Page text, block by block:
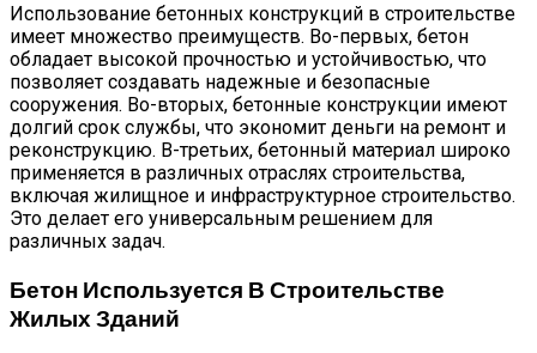
Использование бетонных конструкций в строительстве
имеет множество преимуществ. Во-первых, бетон
обладает высокой прочностью и устойчивостью, что
позволяет создавать надежные и безопасные
сооружения. Во-вторых, бетонные конструкции имеют
долгий срок службы, что экономит деньги на ремонт и
реконструкцию. В-третьих, бетонный материал широко
применяется в различных отраслях строительства,
включая жилищное и инфраструктурное строительство.
Это делает его универсальным решением для
различных задач.
Бетон Используется В Строительстве
Жилых Зданий